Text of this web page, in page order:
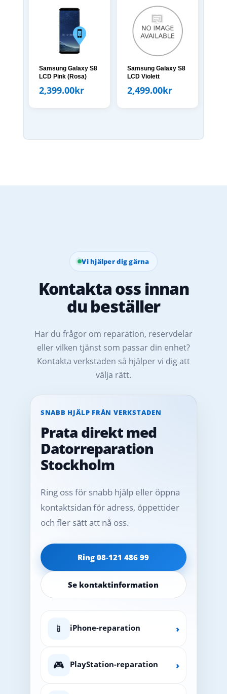
Samsung Galaxy S8
LCD Pink (Rosa)
2,399.00kr
Samsung Galaxy S8
LCD Violett
2,499.00kr
Vi hjälper dig gärna
Kontakta oss innan
du beställer
Har du frågor om reparation, reservdelar
eller vilken tjänst som passar din enhet?
Kontakta verkstaden så hjälper vi dig att
välja rätt.
SNABB HJÄLP FRÅN VERKSTADEN
Prata direkt med
Datorreparation
Stockholm
Ring oss för snabb hjälp eller öppna
kontaktsidan för adress, öppettider
och fler sätt att nå oss.
Ring 08‑121 486 99
Se kontaktinformation
📱 iPhone-reparation ›
🎮 PlayStation-reparation ›